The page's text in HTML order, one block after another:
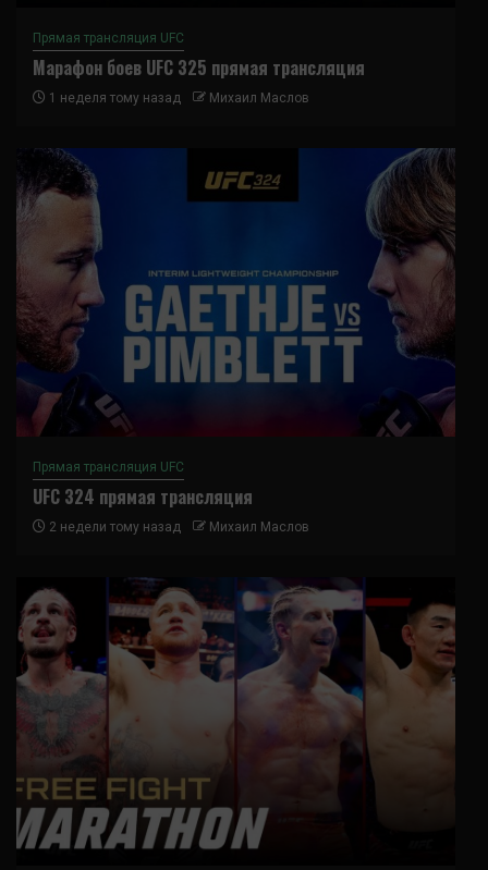
Прямая трансляция UFC
Марафон боев UFC 325 прямая трансляция
1 неделя тому назад Михаил Маслов
Прямая трансляция UFC
UFC 324 прямая трансляция
2 недели тому назад Михаил Маслов